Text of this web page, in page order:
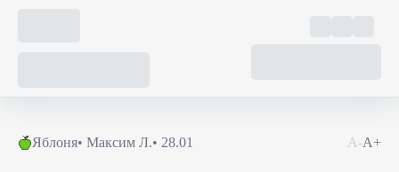
Яблоня• Максим Л.• 28.01 А-А+